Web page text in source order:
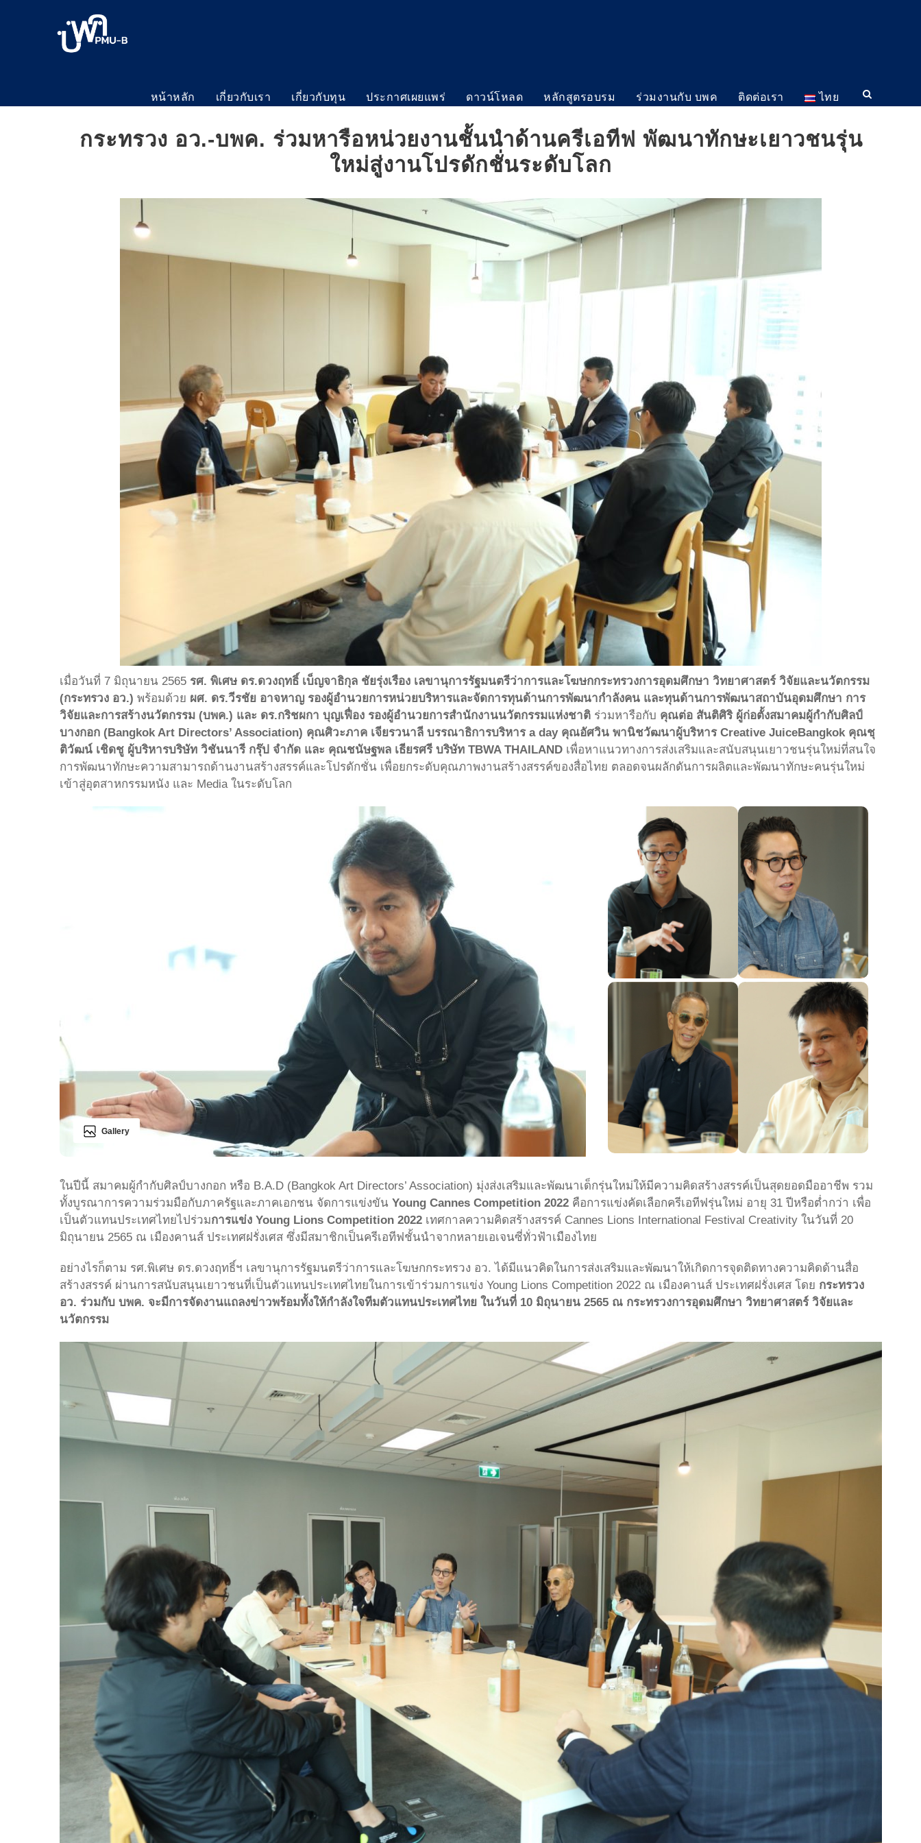
หน้าหลัก เกี่ยวกับเรา เกี่ยวกับทุน ประกาศเผยแพร่ ดาวน์โหลด หลักสูตรอบรม ร่วมงานกับ บพค ติดต่อเรา ไทย
กระทรวง อว.-บพค. ร่วมหารือหน่วยงานชั้นนำด้านครีเอทีฟ พัฒนาทักษะเยาวชนรุ่น
ใหม่สู่งานโปรดักชั่นระดับโลก
เมื่อวันที่ 7 มิถุนายน 2565 รศ. พิเศษ ดร.ดวงฤทธิ์ เบ็ญจาธิกุล ชัยรุ่งเรือง เลขานุการรัฐมนตรีว่าการและโฆษกกระทรวงการอุดมศึกษา วิทยาศาสตร์ วิจัยและนวัตกรรม
(กระทรวง อว.) พร้อมด้วย ผศ. ดร.วีรชัย อาจหาญ รองผู้อำนวยการหน่วยบริหารและจัดการทุนด้านการพัฒนากำลังคน และทุนด้านการพัฒนาสถาบันอุดมศึกษา การ
วิจัยและการสร้างนวัตกรรม (บพค.) และ ดร.กริชผกา บุญเฟื่อง รองผู้อำนวยการสำนักงานนวัตกรรมแห่งชาติ ร่วมหารือกับ คุณต่อ สันติศิริ ผู้ก่อตั้งสมาคมผู้กำกับศิลป์
บางกอก (Bangkok Art Directors’ Association) คุณศิวะภาค เจียรวนาลี บรรณาธิการบริหาร a day คุณอัศวิน พานิชวัฒนาผู้บริหาร Creative JuiceBangkok คุณชุ
ติวัฒน์ เชิดชู ผู้บริหารบริษัท วิชันนารี กรุ๊ป จำกัด และ คุณชนัษฐพล เธียรศรี บริษัท TBWA THAILAND เพื่อหาแนวทางการส่งเสริมและสนับสนุนเยาวชนรุ่นใหม่ที่สนใจ
การพัฒนาทักษะความสามารถด้านงานสร้างสรรค์และโปรดักชั่น เพื่อยกระดับคุณภาพงานสร้างสรรค์ของสื่อไทย ตลอดจนผลักดันการผลิตและพัฒนาทักษะคนรุ่นใหม่
เข้าสู่อุตสาหกรรมหนัง และ Media ในระดับโลก
Gallery
ในปีนี้ สมาคมผู้กำกับศิลป์บางกอก หรือ B.A.D (Bangkok Art Directors’ Association) มุ่งส่งเสริมและพัฒนาเด็กรุ่นใหม่ให้มีความคิดสร้างสรรค์เป็นสุดยอดมืออาชีพ รวม
ทั้งบูรณาการความร่วมมือกับภาครัฐและภาคเอกชน จัดการแข่งขัน Young Cannes Competition 2022 คือการแข่งคัดเลือกครีเอทีฟรุ่นใหม่ อายุ 31 ปีหรือต่ำกว่า เพื่อ
เป็นตัวแทนประเทศไทยไปร่วมการแข่ง Young Lions Competition 2022 เทศกาลความคิดสร้างสรรค์ Cannes Lions International Festival Creativity ในวันที่ 20
มิถุนายน 2565 ณ เมืองคานส์ ประเทศฝรั่งเศส ซึ่งมีสมาชิกเป็นครีเอทีฟชั้นนำจากหลายเอเจนซี่ทั่วฟ้าเมืองไทย
อย่างไรก็ตาม รศ.พิเศษ ดร.ดวงฤทธิ์ฯ เลขานุการรัฐมนตรีว่าการและโฆษกกระทรวง อว. ได้มีแนวคิดในการส่งเสริมและพัฒนาให้เกิดการจุดติดทางความคิดด้านสื่อ
สร้างสรรค์ ผ่านการสนับสนุนเยาวชนที่เป็นตัวแทนประเทศไทยในการเข้าร่วมการแข่ง Young Lions Competition 2022 ณ เมืองคานส์ ประเทศฝรั่งเศส โดย กระทรวง
อว. ร่วมกับ บพค. จะมีการจัดงานแถลงข่าวพร้อมทั้งให้กำลังใจทีมตัวแทนประเทศไทย ในวันที่ 10 มิถุนายน 2565 ณ กระทรวงการอุดมศึกษา วิทยาศาสตร์ วิจัยและ
นวัตกรรม